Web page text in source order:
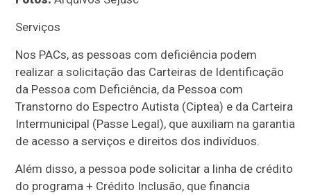
Serviços
Nos PACs, as pessoas com deficiência podem
realizar a solicitação das Carteiras de Identificação
da Pessoa com Deficiência, da Pessoa com
Transtorno do Espectro Autista (Ciptea) e da Carteira
Intermunicipal (Passe Legal), que auxiliam na garantia
de acesso a serviços e direitos dos indivíduos.
Além disso, a pessoa pode solicitar a linha de crédito
do programa + Crédito Inclusão, que financia